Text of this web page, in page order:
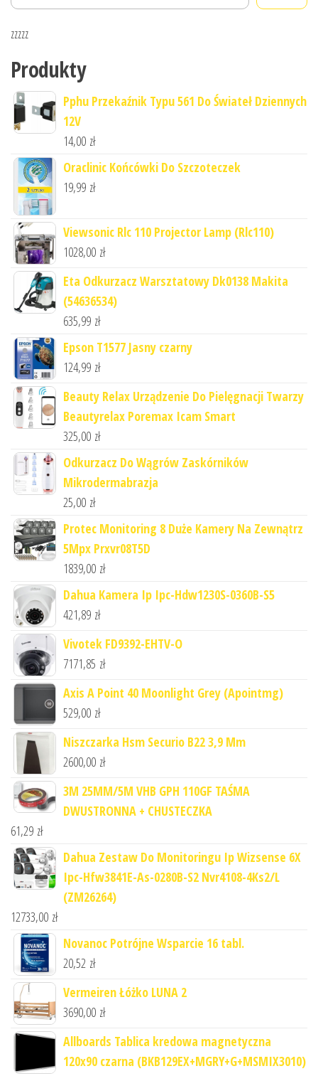
zzzzz
Produkty
Pphu Przekaźnik Typu 561 Do Świateł Dziennych
12V
14,00 zł
Oraclinic Końcówki Do Szczoteczek
19,99 zł
Viewsonic Rlc 110 Projector Lamp (Rlc110)
1028,00 zł
Eta Odkurzacz Warsztatowy Dk0138 Makita
(54636534)
635,99 zł
Epson T1577 Jasny czarny
124,99 zł
Beauty Relax Urządzenie Do Pielęgnacji Twarzy
Beautyrelax Poremax Icam Smart
325,00 zł
Odkurzacz Do Wągrów Zaskórników
Mikrodermabrazja
25,00 zł
Protec Monitoring 8 Duże Kamery Na Zewnątrz
5Mpx Prxvr08T5D
1839,00 zł
Dahua Kamera Ip Ipc-Hdw1230S-0360B-S5
421,89 zł
Vivotek FD9392-EHTV-O
7171,85 zł
Axis A Point 40 Moonlight Grey (Apointmg)
529,00 zł
Niszczarka Hsm Securio B22 3,9 Mm
2600,00 zł
3M 25MM/5M VHB GPH 110GF TAŚMA
DWUSTRONNA + CHUSTECZKA
61,29 zł
Dahua Zestaw Do Monitoringu Ip Wizsense 6X
Ipc-Hfw3841E-As-0280B-S2 Nvr4108-4Ks2/L
(ZM26264)
12733,00 zł
Novanoc Potrójne Wsparcie 16 tabl.
20,52 zł
Vermeiren Łóżko LUNA 2
3690,00 zł
Allboards Tablica kredowa magnetyczna
120x90 czarna (BKB129EX+MGRY+G+MSMIX3010)